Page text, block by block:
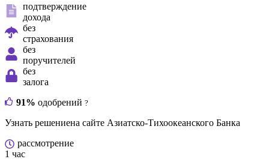
подтверждение
дохода
без
страхования
без
поручителей
без
залога
91% одобрений ?
Узнать решениена сайте Азиатско-Тихоокеанского Банка
рассмотрение
1 час